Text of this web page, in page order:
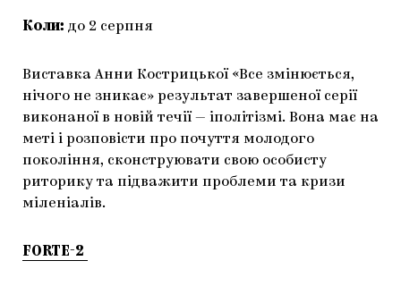
Коли: до 2 серпня
Виставка Анни Кострицької «Все змінюється,
нічого не зникає» результат завершеної серії
виконаної в новій течії — іполітізмі. Вона має на
меті і розповісти про почуття молодого
покоління, сконструювати свою особисту
риторику та підважити проблеми та кризи
міленіалів.
FORTE-2